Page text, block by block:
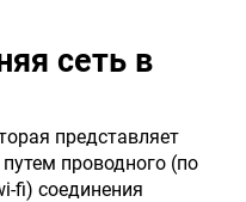
сеть в
представляет
проводного (по
fi) соединения